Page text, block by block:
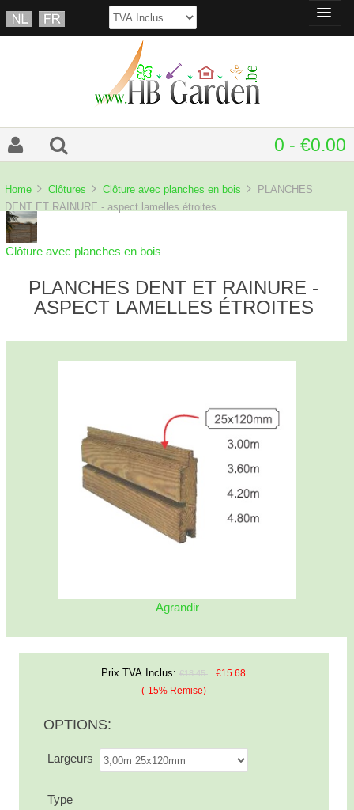
0 - €0.00
Home Clôtures Clôture avec planches en bois
PLANCHES
DENT ET RAINURE - aspect lamelles étroites
Clôture avec planches en bois
PLANCHES DENT ET RAINURE -
ASPECT LAMELLES ÉTROITES
Agrandir
Prix TVA Inclus:€18.45
€15.68
(-15% Remise)
OPTIONS:
Largeurs
Type